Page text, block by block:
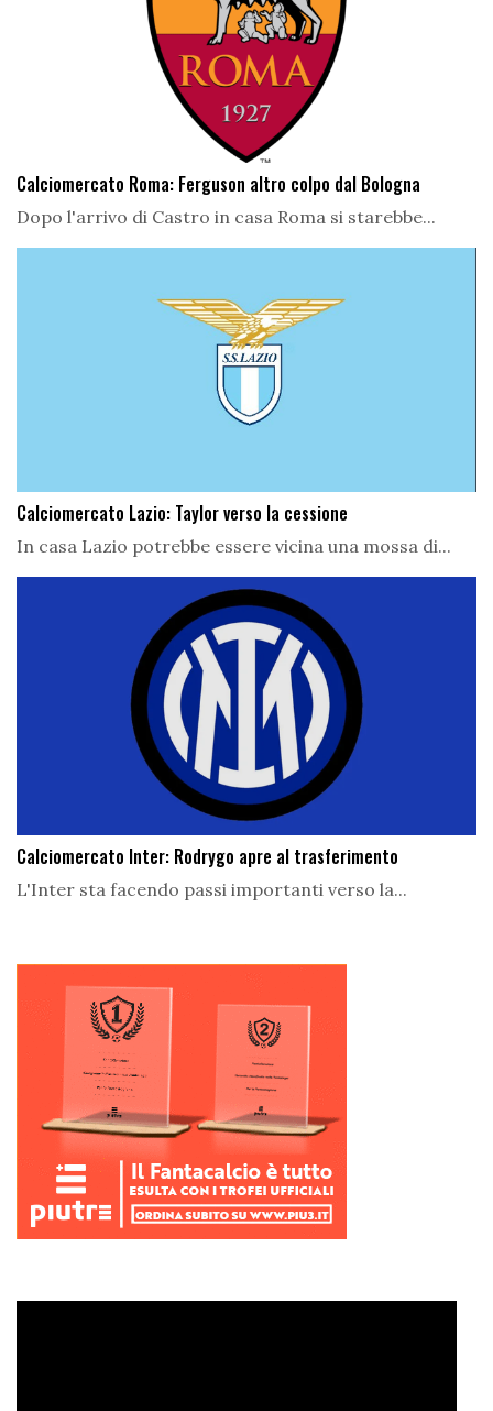
Calciomercato Roma: Ferguson altro colpo dal Bologna
Dopo l'arrivo di Castro in casa Roma si starebbe...
Calciomercato Lazio: Taylor verso la cessione
In casa Lazio potrebbe essere vicina una mossa di...
Calciomercato Inter: Rodrygo apre al trasferimento
L'Inter sta facendo passi importanti verso la...